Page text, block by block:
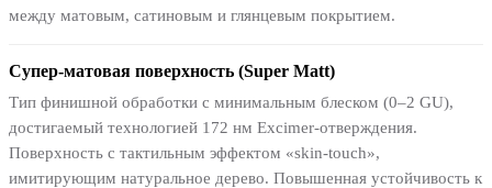
между матовым, сатиновым и глянцевым покрытием.
Супер-матовая поверхность (Super Matt)
Тип финишной обработки с минимальным блеском (0–2 GU),
достигаемый технологией 172 нм Excimer-отверждения.
Поверхность с тактильным эффектом «skin-touch»,
имитирующим натуральное дерево. Повышенная устойчивость к